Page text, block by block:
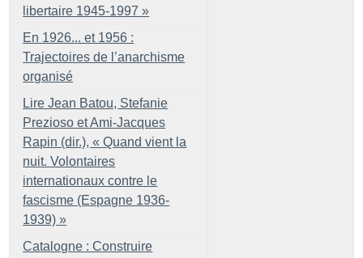
libertaire 1945-1997 »
En 1926... et 1956 :
Trajectoires de l’anarchisme
organisé
Lire Jean Batou, Stefanie
Prezioso et Ami-Jacques
Rapin (dir.), « Quand vient la
nuit. Volontaires
internationaux contre le
fascisme (Espagne 1936-
1939) »
Catalogne : Construire